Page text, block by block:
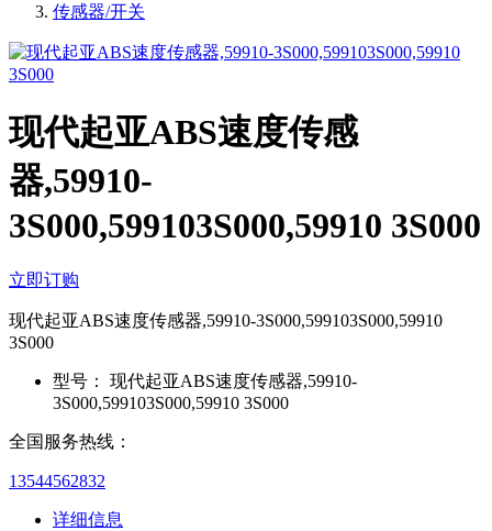
传感器/开关
现代起亚ABS速度传感
器,59910-
3S000,599103S000,59910 3S000
立即订购
现代起亚ABS速度传感器,59910-3S000,599103S000,59910
3S000
型号：
现代起亚ABS速度传感器,59910-
3S000,599103S000,59910 3S000
全国服务热线：
13544562832
详细信息